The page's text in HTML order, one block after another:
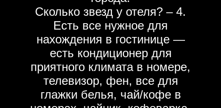
Сколько звезд у отеля? – 4.
Есть все нужное для
нахождения в гостинице —
есть кондиционер для
приятного климата в номере,
телевизор, фен, все для
глажки белья, чай/кофе в